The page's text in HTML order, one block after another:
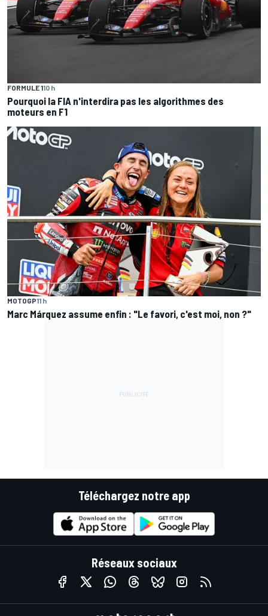
FORMULE 110 h
Pourquoi la FIA n'interdira pas les algorithmes des
moteurs en F1
MOTOGP11 h
Marc Márquez assume enfin : "Le favori, c'est moi, non ?"
Téléchargez notre app
Réseaux sociaux